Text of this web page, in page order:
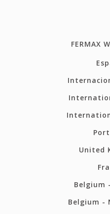
FERMAX
United
Belgium
Belgium -